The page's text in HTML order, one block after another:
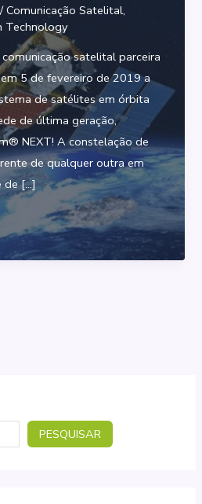
/Comunicação Satelital,
Technology
satelital parceira
5 de fevereiro de 2019 a
de satélites em órbita
de última geração,
NEXT! A constelação de
de qualquer outra em
de […]
PESQUISAR